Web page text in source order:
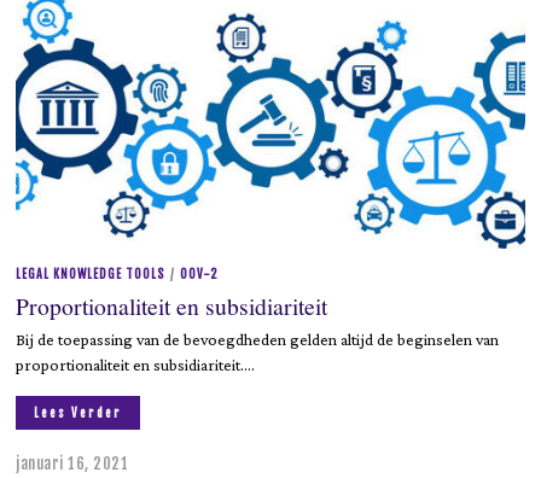
2
2
3
LEGAL KNOWLEDGE TOOLS / OOV-2
Proportionaliteit en subsidiariteit
Bij de toepassing van de bevoegdheden gelden altijd de beginselen van
proportionaliteit en subsidiariteit.…
Lees Verder
januari 16, 2021